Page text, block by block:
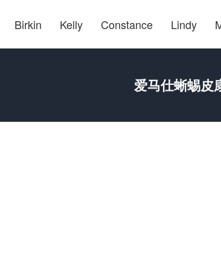
Birkin Kelly Constance Lindy
爱马仕蜥蜴皮